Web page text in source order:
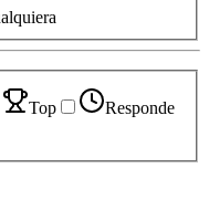
Top
Responde